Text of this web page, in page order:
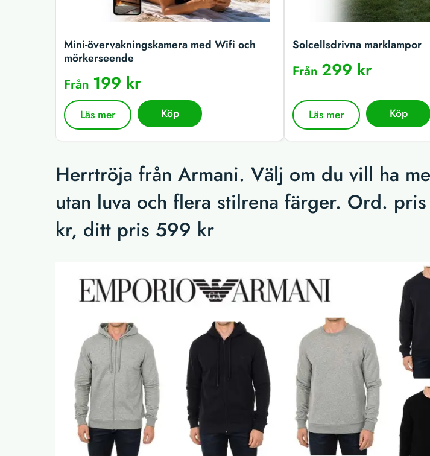
Mini-övervakningskamera med Wifi och
mörkerseende
Från 199 kr
Läs mer Köp
Solcellsdrivna marklampor
Från299 kr
Läs mer Köp
Herrtröja från Armani. Välj om du vill ha
utan luva och flera stilrena färger. Ord.
kr, ditt pris 599 kr